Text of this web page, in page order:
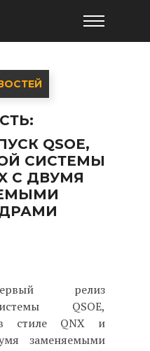
QSOE,
СИСТЕМЫ
С ДВУМЯ
релиз
QSOE,
в стиле QNX и
заменяемыми